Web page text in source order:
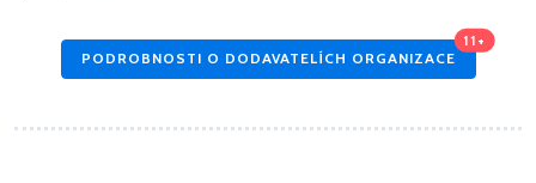
PODROBNOSTI O DODAVATELÍCH ORGANIZACE
11+